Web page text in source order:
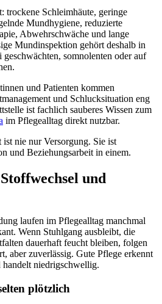
trockene Schleimhäute, geringe
Mundhygiene, reduzierte
Abwehrschwäche und lange
Mundinspektion gehört deshalb in
geschwächten, somnolenten oder auf
und Patienten kommen
und Schlucksituation eng
ist fachlich sauberes Wissen zum
im Pflegealltag direkt nutzbar.
nie nur Versorgung. Sie ist
und Beziehungsarbeit in einem.
und
laufen im Pflegealltag manchmal
Wenn Stuhlgang ausbleibt, die
dauerhaft feucht bleiben, folgen
aber zuverlässig. Gute Pflege erkennt
niedrigschwellig.
plötzlich